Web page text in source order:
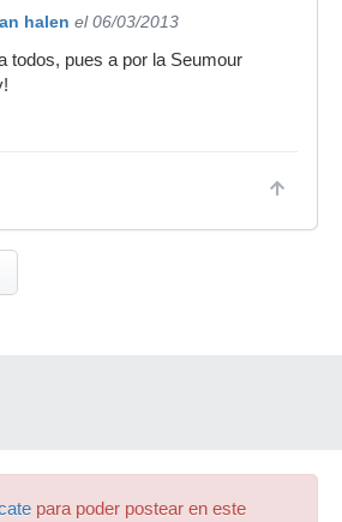
halen el 06/03/2013
todos, pues a por la Seumour
para poder postear en este